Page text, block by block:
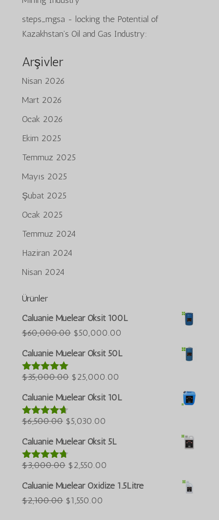
steps_mgsa - locking the Potential of
Kazakhstan’s Oil and Gas Industry:
Arşivler
Nisan 2026
Mart 2026
Ocak 2026
Ekim 2025
Temmuz 2025
Mayıs 2025
Şubat 2025
Ocak 2025
Temmuz 2024
Haziran 2024
Nisan 2024
Ürünler
Caluanie Muelear Oksit 100L
$60,000.00 Orijinal
fiyat:
$50,000.00
Caluanie Muelear Oksit 50L
5 üzerinden
$35,000.00 Orijinal
fiyat:
$25,000.00
Caluanie Muelear Oksit 10L
5 üzerinden
aldı
$6,500.00 Orijinal
fiyat:
$6,500.00.
$5,030.00
$5,030.00.
Caluanie Muelear Oksit 5L
5 üzerinden
aldı
$3,000.00 Orijinal
fiyat:
$2,550.00
Caluanie Muelear Oxidize 1.5Litre
$2,100.00 Orijinal
$1,550.00
Português do Brasil